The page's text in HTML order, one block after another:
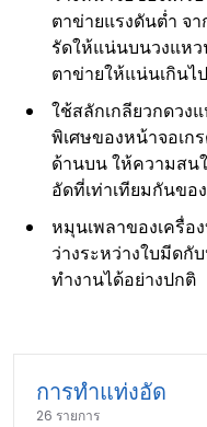
ตาข่ายแรงดันต่ำ จ
รัดให้แน่นบนวงแหว
ตาข่ายให้แน่นเกินไ
ใช้สลักเกลียวกดวง
พิเศษของหน้าจอเ
ด้านบน ให้ความสน
อัดที่เท่าเทียมกันขอ
หมุนเพลาของเครื่อ
ว่างระหว่างใบมีดกั
ทำงานได้อย่างปกติ
การทำแท่งอัด
26 รายการ